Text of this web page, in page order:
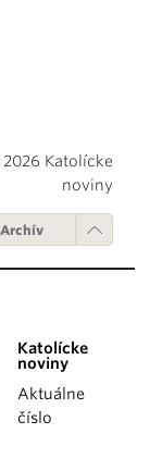
Katolícke
noviny
Archív
Katolícke
noviny
Aktuálne
číslo